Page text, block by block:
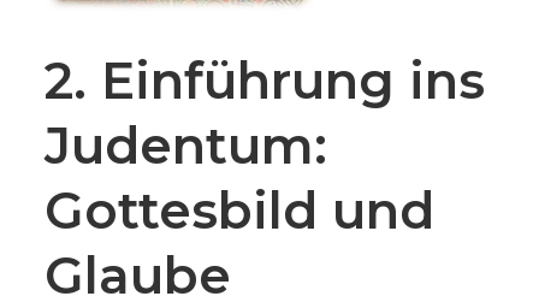
2. Einführung ins
Judentum:
Gottesbild und
Glaube